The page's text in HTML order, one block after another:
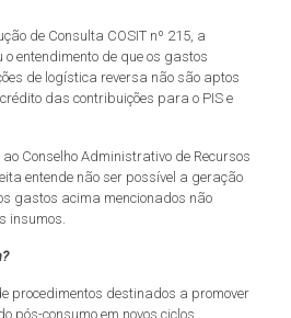
de Consulta COSIT nº 215, a
o entendimento de que os gastos
de logística reversa não são aptos
das contribuições para o PIS e
Conselho Administrativo de Recursos
entende não ser possível a geração
gastos acima mencionados não
insumos.
procedimentos destinados a promover
pós-consumo em novos ciclos